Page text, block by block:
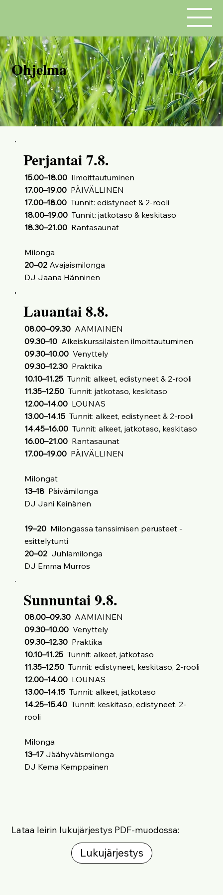
Ohjelma
Perjantai 7.8.
15.00–18.00 Ilmoittautuminen
17.00–19.00 PÄIVÄLLINEN
17.00–18.00 Tunnit: edistyneet & 2-rooli
18.00–19.00 Tunnit: jatkotaso & keskitaso
18.30–21.00 Rantasaunat
Milonga
20–02 Avajaismilonga
DJ Jaana Hänninen
Lauantai 8.8.
08.00–09.30 AAMIAINEN
09.30–10 Alkeiskurssilaisten ilmoittautuminen
09.30–10.00 Venyttely
09.30–12.30 Praktika
10.10–11.25 Tunnit: alkeet, edistyneet & 2-rooli
11.35–12.50 Tunnit: jatkotaso, keskitaso
12.00–14.00 LOUNAS
13.00–14.15 Tunnit: alkeet, edistyneet & 2-rooli
14.45–16.00 Tunnit: alkeet, jatkotaso, keskitaso
16.00–21.00 Rantasaunat
17.00–19.00 PÄIVÄLLINEN
Milongat
13–18 Päivämilonga
DJ Jani Keinänen
19–20 Milongassa tanssimisen perusteet -
esittelytunti
20–02 Juhlamilonga
DJ Emma Murros
Sunnuntai 9.8.
08.00–09.30 AAMIAINEN
09.30–10.00 Venyttely
09.30–12.30 Praktika
10.10–11.25 Tunnit: alkeet, jatkotaso
11.35–12.50 Tunnit: edistyneet, keskitaso, 2-rooli
12.00–14.00 LOUNAS
13.00–14.15 Tunnit: alkeet, jatkotaso
14.25–15.40 Tunnit: keskitaso, edistyneet, 2-
rooli
Milonga
13–17 Jäähyväismilonga
DJ Kema Kemppainen
Lataa leirin lukujärjestys PDF-muodossa:
Lukujärjestys